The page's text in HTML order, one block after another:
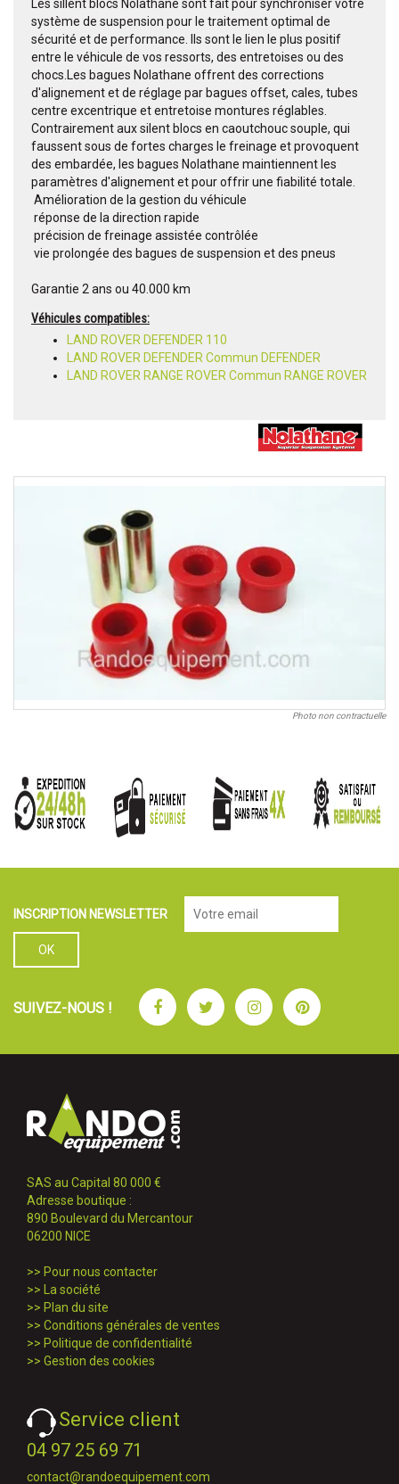
Les sillent blocs Nolathane sont fait pour synchroniser votre
système de suspension pour le traitement optimal de
sécurité et de performance. Ils sont le lien le plus positif
entre le véhicule de vos ressorts, des entretoises ou des
chocs.Les bagues Nolathane offrent des corrections
d'alignement et de réglage par bagues offset, cales, tubes
centre excentrique et entretoise montures réglables.
Contrairement aux silent blocs en caoutchouc souple, qui
faussent sous de fortes charges le freinage et provoquent
des embardée, les bagues Nolathane maintiennent les
paramètres d'alignement et pour offrir une fiabilité totale.
 Amélioration de la gestion du véhicule
 réponse de la direction rapide
 précision de freinage assistée contrôlée
 vie prolongée des bagues de suspension et des pneus
Garantie 2 ans ou 40.000 km
Véhicules compatibles:
LAND ROVER DEFENDER 110
LAND ROVER DEFENDER Commun DEFENDER
LAND ROVER RANGE ROVER Commun RANGE ROVER
Photo non contractuelle
INSCRIPTION NEWSLETTER
SUIVEZ-NOUS ! FacebookTwitterInstagramPinterest
SAS au Capital 80 000 €
Adresse boutique :
890 Boulevard du Mercantour
06200 NICE
>> Pour nous contacter
>> La société
>> Plan du site
>> Conditions générales de ventes
>> Politique de confidentialité
>> Gestion des cookies
Service client
04 97 25 69 71
contact@randoequipement.com